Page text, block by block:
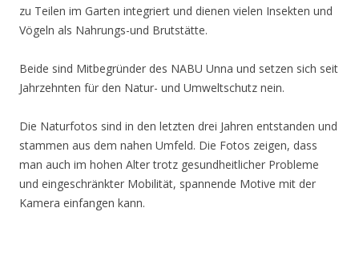
zu Teilen im Garten integriert und dienen vielen Insekten und
Vögeln als Nahrungs-und Brutstätte.
Beide sind Mitbegründer des NABU Unna und setzen sich seit
Jahrzehnten für den Natur- und Umweltschutz nein.
Die Naturfotos sind in den letzten drei Jahren entstanden und
stammen aus dem nahen Umfeld. Die Fotos zeigen, dass
man auch im hohen Alter trotz gesundheitlicher Probleme
und eingeschränkter Mobilität, spannende Motive mit der
Kamera einfangen kann.